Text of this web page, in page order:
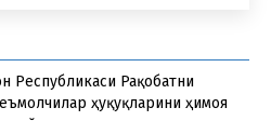
Республикаси Рақобатни
ҳуқуқларини ҳимоя